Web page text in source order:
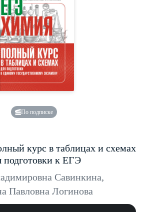
По подписке
курс в таблицах и схемах
подготовки к ЕГЭ
Савинкина,
Павловна Логинова